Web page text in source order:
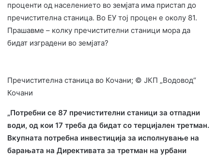
проценти од населението во земјата има пристап до
пречистителна станица. Во ЕУ тој процен е околу 81.
Прашавме – колку пречистителни станици мора да
бидат изградени во земјата?
Пречистителна станица во Кочани; © ЈКП „Водовод“
Кочани
„Потребни се 87 пречистителни станици за отпадни
води, од кои 17 треба да бидат со терцијален третман.
Вкупната потребна инвестиција за исполнување на
барањата на Директивата за третман на урбани